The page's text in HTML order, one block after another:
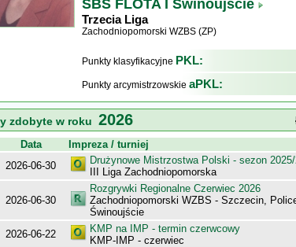
SBS FLOTA I Świnoujście
Trzecia Liga
Zachodniopomorski WZBS (ZP)
Punkty klasyfikacyjne PKL:
Punkty arcymistrzowskie aPKL:
zdobyte w roku 2026
Data Impreza / turniej
2026-06-30
Drużynowe Mistrzostwa Polski - sezon
III Liga Zachodniopomorska
2026-06-30
Rozgrywki Regionalne Czerwiec 2026
Zachodniopomorski WZBS - Szczecin,
Świnoujście
2026-06-22
KMP na IMP - termin czerwcowy
KMP-IMP - czerwiec